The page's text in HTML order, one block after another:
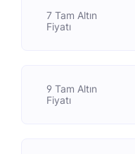
7 Tam Altın
Fiyatı
9 Tam Altın
Fiyatı